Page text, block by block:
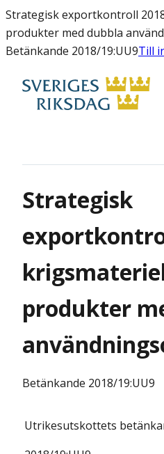
Strategisk exportkontroll
produkter med dubbla
Betänkande 2018/19:UU9Till
Strategisk
produkter
Betänkande 2018/19:UU9
Utrikesutskottets